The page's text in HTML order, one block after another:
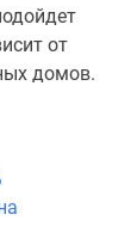
от
домов.